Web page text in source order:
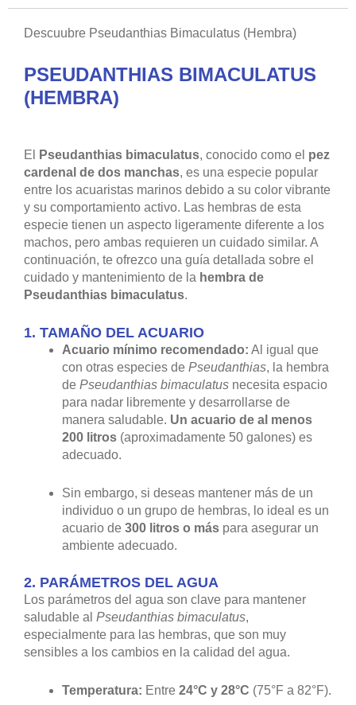
Descuubre Pseudanthias Bimaculatus (Hembra)
PSEUDANTHIAS BIMACULATUS
(HEMBRA)
El Pseudanthias bimaculatus, conocido como el pez
cardenal de dos manchas, es una especie popular
entre los acuaristas marinos debido a su color vibrante
y su comportamiento activo. Las hembras de esta
especie tienen un aspecto ligeramente diferente a los
machos, pero ambas requieren un cuidado similar. A
continuación, te ofrezco una guía detallada sobre el
cuidado y mantenimiento de la hembra de
Pseudanthias bimaculatus.
1. TAMAÑO DEL ACUARIO
Acuario mínimo recomendado: Al igual que
con otras especies de Pseudanthias, la hembra
de Pseudanthias bimaculatus necesita espacio
para nadar libremente y desarrollarse de
manera saludable. Un acuario de al menos
200 litros (aproximadamente 50 galones) es
adecuado.
Sin embargo, si deseas mantener más de un
individuo o un grupo de hembras, lo ideal es un
acuario de 300 litros o más para asegurar un
ambiente adecuado.
2. PARÁMETROS DEL AGUA
Los parámetros del agua son clave para mantener
saludable al Pseudanthias bimaculatus,
especialmente para las hembras, que son muy
sensibles a los cambios en la calidad del agua.
Temperatura: Entre 24°C y 28°C (75°F a 82°F).